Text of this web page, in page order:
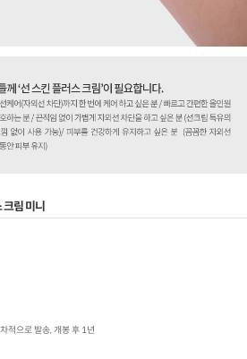
림 미니
적으로 발송, 개봉 후 1년